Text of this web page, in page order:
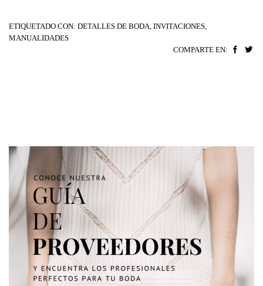
ETIQUETADO CON: DETALLES DE BODA, INVITACIONES,
MANUALIDADES
COMPARTE EN: